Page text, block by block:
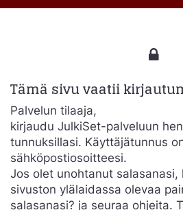
Tämä sivu vaatii
Palvelun tilaaja,
kirjaudu JulkiSet-palveluun
tunnuksillasi. Käyttäjätunnus
sähköpostiosoitteesi.
Jos olet unohtanut
sivuston ylälaidassa olevaa
salasanasi? ja seuraa ohjeita.